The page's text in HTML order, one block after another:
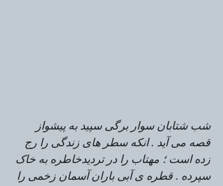
شب شتابان سوار برگی سپید به پیشواز
قصه می آید . انکه سطر های زندگی را رج
زده است ؛ مهتاب را در تردیدخاطره به خاک
سپرده . قطره ی آبی باران آسمان زخمی را